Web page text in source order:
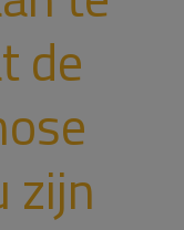
de
zijn